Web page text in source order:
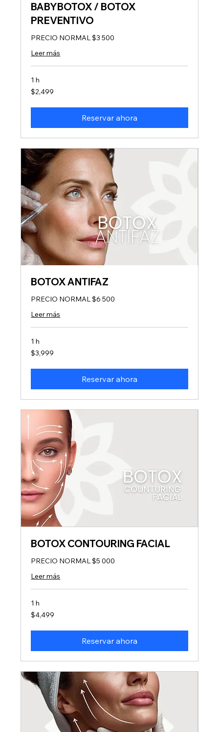
BABYBOTOX / BOTOX
PREVENTIVO
PRECIO NORMAL $3 500
Leer más
1 h
2,499
pesos
$2,499
Reservar ahora
BOTOX ANTIFAZ
PRECIO NORMAL $6 500
Leer más
1 h
3,999
pesos
$3,999
Reservar ahora
BOTOX CONTOURING FACIAL
PRECIO NORMAL $5 000
Leer más
1 h
4,499
pesos
$4,499
Reservar ahora